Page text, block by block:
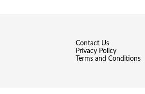
Contact Us
Privacy Policy
Terms and Conditions